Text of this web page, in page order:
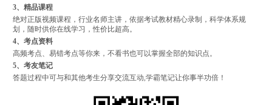
3、精品课程
绝对正版视频课程，行业名师主讲，依据考试教材精心录制，科学体系规
划，随时供你在线学习，性价比超高。
4、考点资料
高频考点、易错考点等你来，不看书也可以掌握全部的知识点。
5、考友笔记
答题过程中可与和其他考生分享交流互动,学霸笔记让你事半功倍！